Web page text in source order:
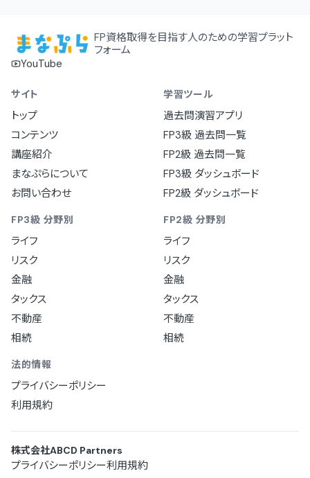
FP資格取得を目指す人のための学習プラット
フォーム
YouTube
サイト
トップ
コンテンツ
講座紹介
まなぷらについて
お問い合わせ
学習ツール
過去問演習アプリ
FP3級 過去問一覧
FP2級 過去問一覧
FP3級 ダッシュボード
FP2級 ダッシュボード
FP3級 分野別
ライフ
リスク
金融
タックス
不動産
相続
FP2級 分野別
ライフ
リスク
金融
タックス
不動産
相続
法的情報
プライバシーポリシー
利用規約
株式会社ABCD Partners
プライバシーポリシー利用規約